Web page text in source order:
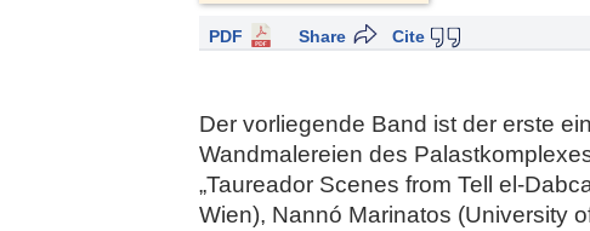
PDF Cite
Share
Der vorliegende Band ist der erste
Wandmalereien des
„Taureador Scenes from Tell el-
Wien), Nannó Marinatos (University